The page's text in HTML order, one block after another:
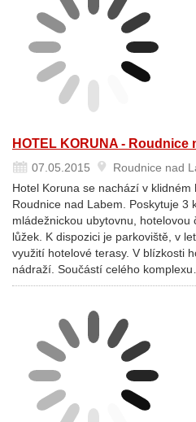
HOTEL KORUNA - Roudnice
07.05.2015
Roudnice nad
Hotel Koruna se nachází v
Roudnice nad Labem. Poskytuje 3
mládežnickou ubytovnu, hotelovou
lůžek. K dispozici je parkoviště, v
využití hotelové terasy. V blízkosti
nádraží. Součástí celého